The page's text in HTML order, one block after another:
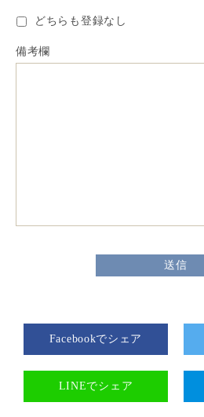
どちらも登録なし
備考欄
Facebookでシェア
LINEでシェア